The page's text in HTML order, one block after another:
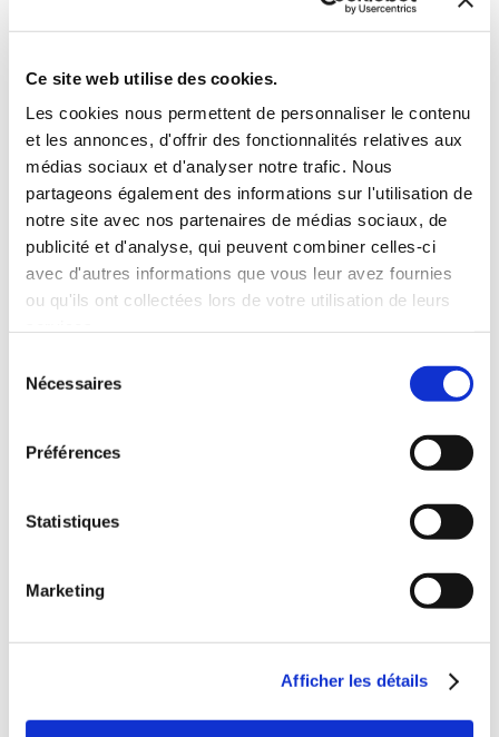
Ce site web utilise des cookies.
Les cookies nous permettent de personnaliser le contenu
et les annonces, d'offrir des fonctionnalités relatives aux
médias sociaux et d'analyser notre trafic. Nous
partageons également des informations sur l'utilisation de
notre site avec nos partenaires de médias sociaux, de
publicité et d'analyse, qui peuvent combiner celles-ci
avec d'autres informations que vous leur avez fournies
ou qu'ils ont collectées lors de votre utilisation de leurs
Nécessaires
Préférences
Statistiques
Marketing
Afficher les détails
20€00
CARAVANE PASSE
20€04
LE FESTIVAL AU
DÉSERT